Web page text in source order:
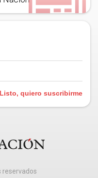
Listo, quiero suscribirme
reservados